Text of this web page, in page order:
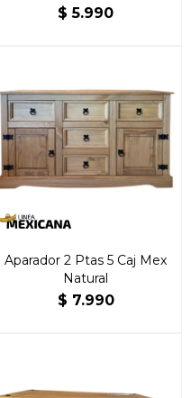
$ 5.990
Aparador 2 Ptas 5 Caj Mex
Natural
$ 7.990